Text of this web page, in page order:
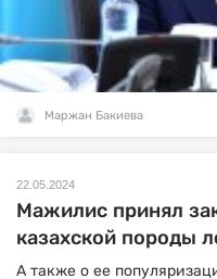
Маржан Бакиева
22.05.2024
Мажилис принял
казахской породы
А также о ее